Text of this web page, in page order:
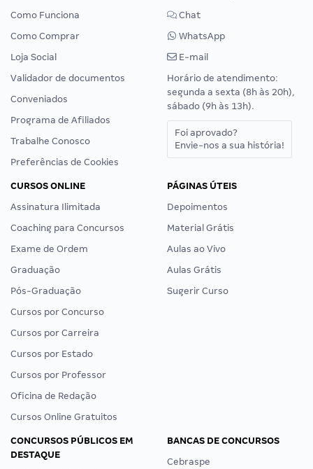
Como Funciona
Como Comprar
Loja Social
Validador de documentos
Conveniados
Programa de Afiliados
Trabalhe Conosco
Preferências de Cookies
Chat
WhatsApp
E-mail
Horário de atendimento:
segunda a sexta (8h às 20h),
sábado (9h às 13h).
Foi aprovado?
Envie-nos a sua história!
CURSOS ONLINE
Assinatura Ilimitada
Coaching para Concursos
Exame de Ordem
Graduação
Pós-Graduação
Cursos por Concurso
Cursos por Carreira
Cursos por Estado
Cursos por Professor
Oficina de Redação
Cursos Online Gratuitos
PÁGINAS ÚTEIS
Depoimentos
Material Grátis
Aulas ao Vivo
Aulas Grátis
Sugerir Curso
CONCURSOS PÚBLICOS EM
DESTAQUE
BANCAS DE CONCURSOS
Cebraspe